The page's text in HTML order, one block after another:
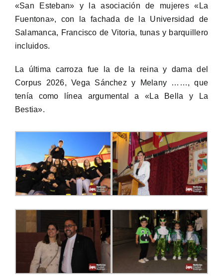
«San Esteban» y la asociación de mujeres «La
Fuentona», con la fachada de la Universidad de
Salamanca, Francisco de Vitoria, tunas y barquillero
incluidos.
La última carroza fue la de la reina y dama del
Corpus 2026, Vega Sánchez y Melany ……, que
tenía como línea argumental a «La Bella y La
Bestia».